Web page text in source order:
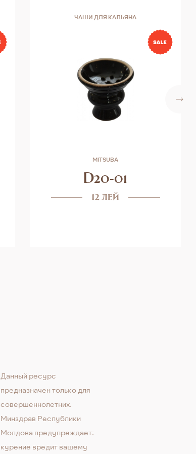
ЧАШИ ДЛЯ КАЛЬЯНА
MITSUBA
D20-01
12 лей
Данный ресурс
предназначен только для
совершеннолетних.
Минздрав Республики
Молдова предупреждает:
курение вредит вашему